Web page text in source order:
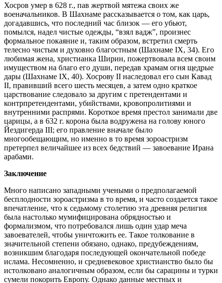
Хосров умер в 628 г., пав жертвой мятежа своих же
военачальников. В Шахнаме рассказывается о том, как царь,
догадавшись, что последний час близок — его убьют,
помылся, надел чистые одежды, “взял вадж”, произнес
формальное покаяние и, таким образом, встретил смерть
телесно чистым и духовно благостным (Шахнаме IX, 34). Его
любимая жена, христианка Ширин, пожертвовала всем своим
имуществом на благо его души, передав храмам огня щедрые
дары (Шахнаме IX, 40). Хосрову II наследовал его сын Кавад
II, правивший всего шесть месяцев, а затем одно краткое
царствование следовало за другим с претендентами и
контрпретендентами, убийствами, кровопролитиями и
внутренними распрями. Короткое время престол занимали две
царицы, а в 632 г. корона была водружена на голову юного
Йездигерда III; его правление вначале было
многообещающим, но именно в то время зороастризм
претерпел величайшее из всех бедствий — завоевание Ирана
арабами.
Заключение
Много написано западными учеными о предполагаемой
бесплодности зороастризма в то время, и часто создается такое
впечатление, что к седьмому столетию эта древняя религия
была настолько мумифицирована обрядностью и
формализмом, что потребовался лишь один удар меча
завоевателей, чтобы уничтожить ее. Такое толкование в
значительной степени обязано, однако, предубеждениям,
возникшим благодаря последующей окончательной победе
ислама. Несомненно, и средневековое христианство было бы
истолковано аналогичным образом, если бы сарацины и турки
сумели покорить Европу. Однако данные местных и